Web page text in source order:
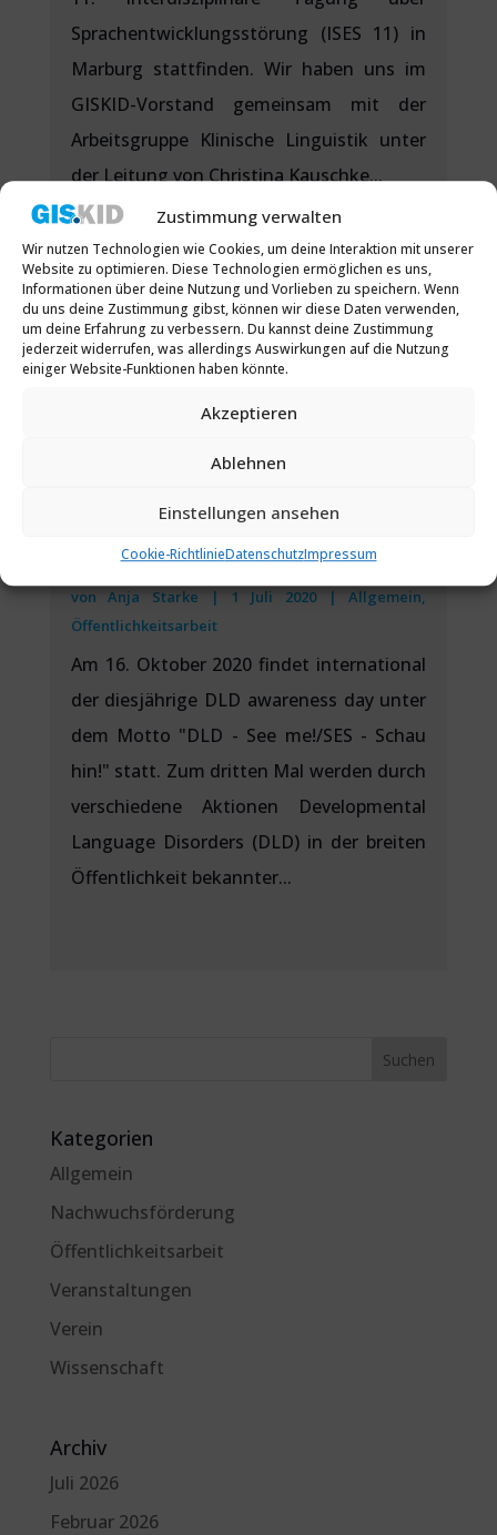
Zustimmung verwalten
Wir nutzen Technologien wie Cookies, um deine Interaktion mit unserer
Website zu optimieren. Diese Technologien ermöglichen es uns,
Informationen über deine Nutzung und Vorlieben zu speichern. Wenn
du uns deine Zustimmung gibst, können wir diese Daten verwenden,
um deine Erfahrung zu verbessern. Du kannst deine Zustimmung
jederzeit widerrufen, was allerdings Auswirkungen auf die Nutzung
einiger Website-Funktionen haben könnte.
Akzeptieren
Ablehnen
Einstellungen ansehen
Cookie-RichtlinieDatenschutzImpressum
Sprachentwicklungsstörung (ISES 11) in
Marburg stattfinden. Wir haben uns im
GISKID-Vorstand gemeinsam mit der
Arbeitsgruppe Klinische Linguistik unter
der Leitung von Christina Kauschke...
vonAnja Starke | 1 Juli 2020|Allgemein,
Öffentlichkeitsarbeit
Am 16. Oktober 2020 findet international
der diesjährige DLD awareness day unter
dem Motto "DLD - See me!/SES - Schau
hin!" statt. Zum dritten Mal werden durch
verschiedene Aktionen Developmental
Language Disorders (DLD) in der breiten
Öffentlichkeit bekannter...
Kategorien
Allgemein
Nachwuchsförderung
Öffentlichkeitsarbeit
Veranstaltungen
Verein
Wissenschaft
Archiv
Juli 2026
Februar 2026